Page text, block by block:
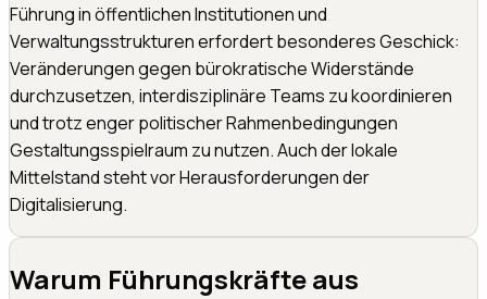
Führung in öffentlichen Institutionen und
Verwaltungsstrukturen erfordert besonderes Geschick:
Veränderungen gegen bürokratische Widerstände
durchzusetzen, interdisziplinäre Teams zu koordinieren
und trotz enger politischer Rahmenbedingungen
Gestaltungsspielraum zu nutzen. Auch der lokale
Mittelstand steht vor Herausforderungen der
Digitalisierung.
Warum Führungskräfte aus